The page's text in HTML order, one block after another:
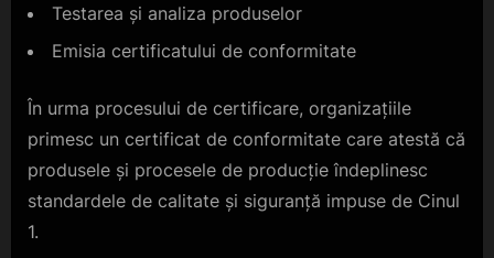
Testarea și analiza produselor
Emisia certificatului de conformitate
În urma procesului de certificare, organizațiile
primesc un certificat de conformitate care atestă că
produsele și procesele de producție îndeplinesc
standardele de calitate și siguranță impuse de Cinul
1.